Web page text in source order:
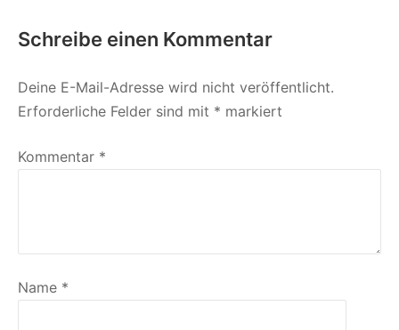
Schreibe einen Kommentar
Deine E-Mail-Adresse wird nicht veröffentlicht.
Erforderliche Felder sind mit * markiert
Kommentar *
Name *